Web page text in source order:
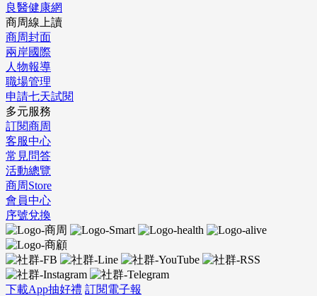
良醫健康網
商周線上讀
商周封面
兩岸國際
人物報導
職場管理
申請七天試閱
多元服務
訂閱商周
客服中心
常見問答
活動總覽
商周Store
會員中心
序號兌換
下載App抽好禮 訂閱電子報